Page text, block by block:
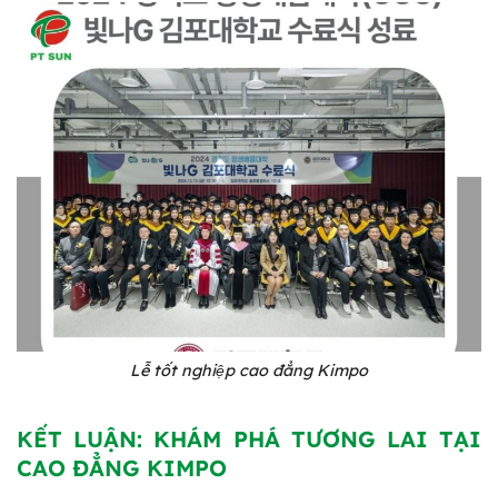
Lễ tốt nghiệp cao đẳng Kimpo
KẾT LUẬN: KHÁM PHÁ TƯƠNG LAI TẠI
CAO ĐẲNG KIMPO